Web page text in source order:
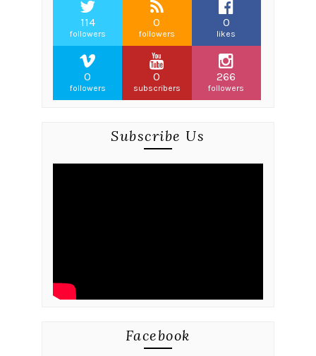
114
followers
0
followers
0
likes
0
followers
0
subscribers
266
followers
Subscribe Us
Facebook